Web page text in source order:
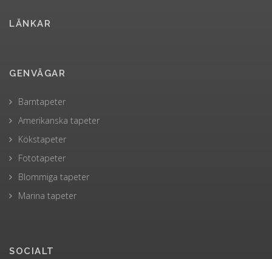
LÄNKAR
GENVÄGAR
Barntapeter
Amerikanska tapeter
Kökstapeter
Fototapeter
Blommiga tapeter
Marina tapeter
SOCIALT